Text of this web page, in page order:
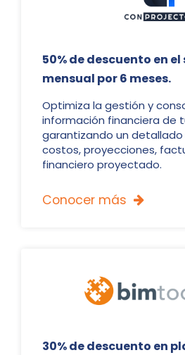
50% de descuento en
mensual por 6 meses.
Optimiza la gestión y
información financiera de
garantizando un
costos, proyecciones,
financiero proyectado.
Conocer más 
30% de descuento en